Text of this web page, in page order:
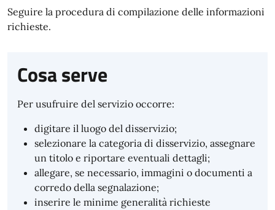
Seguire la procedura di compilazione delle informazioni
richieste.
Cosa serve
Per usufruire del servizio occorre:
digitare il luogo del disservizio;
selezionare la categoria di disservizio, assegnare
un titolo e riportare eventuali dettagli;
allegare, se necessario, immagini o documenti a
corredo della segnalazione;
inserire le minime generalità richieste